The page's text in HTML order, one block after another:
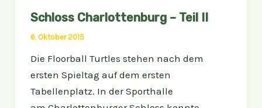
Schloss Charlottenburg – Teil II
6. Oktober 2015
Die Floorball Turtles stehen nach dem
ersten Spieltag auf dem ersten
Tabellenplatz. In der Sporthalle